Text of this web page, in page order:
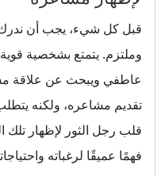
قبل كل شيء، يجب أن
وملتزم. يتمتع بشخصية
عاطفي ويبحث عن علاقة
تقديم مشاعره، ولكنه
قلب رجل الثور لإظهار
فهمًا عميقًا لرغباته